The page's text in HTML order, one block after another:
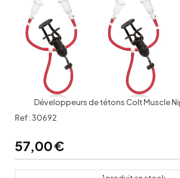
Développeurs de tétons Colt Muscle
Ref :30692
57,00€